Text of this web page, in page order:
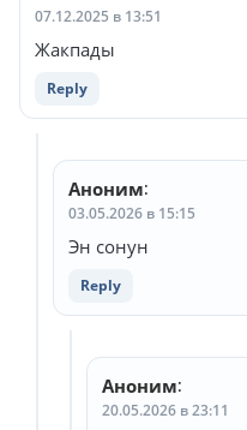
07.12.2025 в 13:51
Жакпады
Reply
Аноним:
03.05.2026 в 15:15
Эн сонун
Reply
Аноним:
20.05.2026 в 23:11